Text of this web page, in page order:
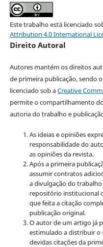
Este trabalho está licenciado
Attribution 4.0 International
Direito Autoral
Autores mantém os direitos
de primeira publicação, sendo
licenciado sob aCreative
permite o compartilhamento
autoria do trabalho e
As ideias e opiniões
responsabilidade do
as opiniões da revista.
Após a primeira
assumir contratos
a divulgação do
repositório institucional
que feita a citação
publicação original.
O autor de um artigo já
estimulado a distribuir o
devidas citações da